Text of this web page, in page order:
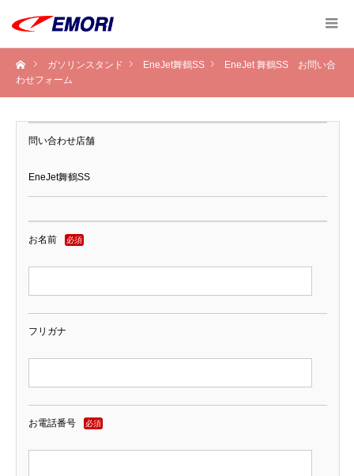
ガソリンスタンド EneJet舞鶴SS
EneJet 舞鶴SS お問い合
わせフォーム
問い合わせ店舗
EneJet舞鶴SS
お名前 必須
フリガナ
お電話番号 必須